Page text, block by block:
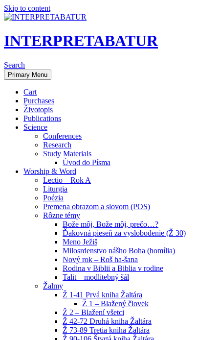
Skip to content
INTERPRETABATUR
Search
Primary Menu
Cart
Purchases
Životopis
Publications
Science
Conferences
Research
Study Materials
Úvod do Písma
Worship & Word
Lectio – Rok A
Liturgia
Poézia
Premena obrazom a slovom (POS)
Rôzne témy
Bože môj, Bože môj, prečo…?
Ďakovná pieseň za vyslobodenie (Ž 30)
Meno Ježiš
Milosrdenstvo nášho Boha (homília)
Nový rok – Roš ha-šana
Rodina v Biblii a Biblia v rodine
Talit – modlitebný šál
Žalmy
Ž 1-41 Prvá kniha Žaltára
Ž 1 – Blažený človek
Ž 2 – Blažení všetci
Ž 42-72 Druhá kniha Žaltára
Ž 73-89 Tretia kniha Žaltára